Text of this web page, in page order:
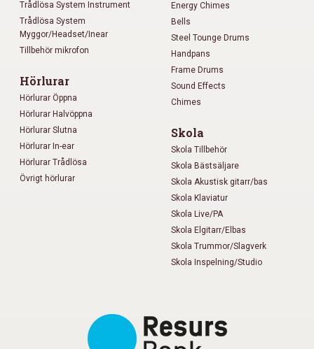
Trådlösa System Instrument
Trådlösa System
Myggor/Headset/Inear
Tillbehör mikrofon
Hörlurar
Hörlurar Öppna
Hörlurar Halvöppna
Hörlurar Slutna
Hörlurar In-ear
Hörlurar Trådlösa
Övrigt hörlurar
Energy Chimes
Bells
Steel Tounge Drums
Handpans
Frame Drums
Sound Effects
Chimes
Skola
Skola Tillbehör
Skola Bästsäljare
Skola Akustisk gitarr/bas
Skola Klaviatur
Skola Live/PA
Skola Elgitarr/Elbas
Skola Trummor/Slagverk
Skola Inspelning/Studio